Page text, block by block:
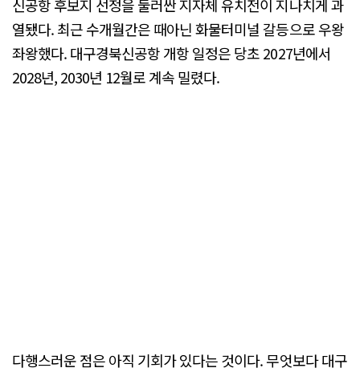
신공항 후보지 선정을 둘러싼 지자체 유치전이 지나치게 과
열됐다. 최근 수개월간은 때아닌 화물터미널 갈등으로 우왕
좌왕했다. 대구경북신공항 개항 일정은 당초 2027년에서
2028년, 2030년 12월로 계속 밀렸다.
다행스러운 점은 아직 기회가 있다는 것이다. 무엇보다 대구